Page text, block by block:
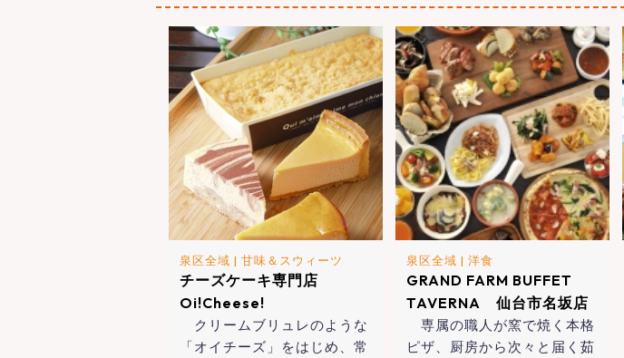
泉区全域 | 甘味＆スウィーツ
チーズケーキ専門店
Oi!Cheese!
クリームブリュレのような
「オイチーズ」をはじめ、常
泉区全域 | 洋食
GRAND FARM BUFFET
TAVERNA 仙台市名坂店
専属の職人が窯で焼く本格
ピザ、厨房から次々と届く茹